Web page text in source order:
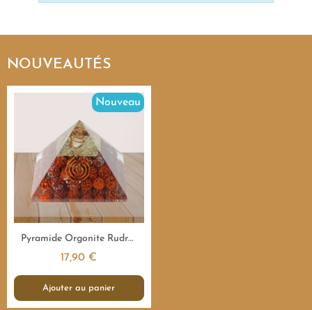
NOUVEAUTÉS
Aperçu rapide
Nouveau
Pyramide Orgonite Rudraksha Sacrée - 7,5 cm
17,90 €
Ajouter au panier